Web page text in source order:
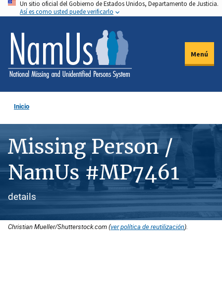
Pasar
al
contenido
principal
Un sitio oficial del Gobierno de Estados Unidos, Departamento de Justicia.
Así es como usted puede verificarlo
Menú
Inicio
Missing Person /
NamUs #MP7461
details
Christian Mueller/Shutterstock.com (ver política de reutilización).